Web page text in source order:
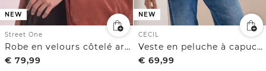
NEW
Street One
Robe en velours côtelé arrivant aux genoux, à fermeture zip
€ 79,99
NEW
CECIL
Veste en peluche à capuche, couleur unie
€ 69,99